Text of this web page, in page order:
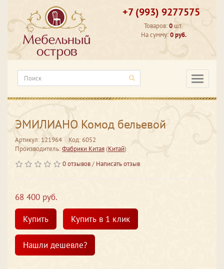
+7 (993) 9277575
Товаров:0 шт.
На сумму:0 руб.
ЭМИЛИАНО Комод бельевой
Артикул: 121964
Код: 6052
Производитель:Фабрики Китая(Китай)
0 отзывов/ Написать отзыв
68 400 руб.
Купить
Купить в 1 клик
Нашли дешевле?